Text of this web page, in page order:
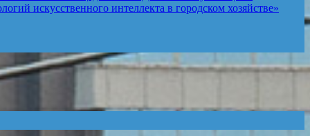
искусственного интеллекта в городском хозяйстве»